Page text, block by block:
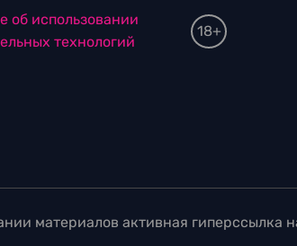
об использовании
технологий
18+
материалов активная гиперссылка